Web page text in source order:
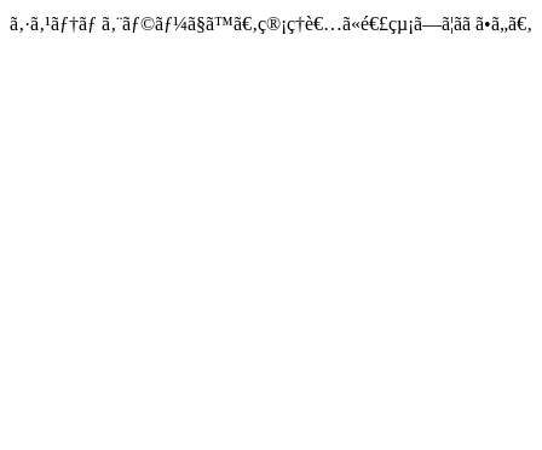
ã‚·ã‚¹ãƒ†ãƒ ã‚¨ãƒ©ãƒ¼ã§ã™ã€‚ç®¡ç†è€…ã«é€£çµ¡ã—ã¦ãã ã•ã„ã€‚